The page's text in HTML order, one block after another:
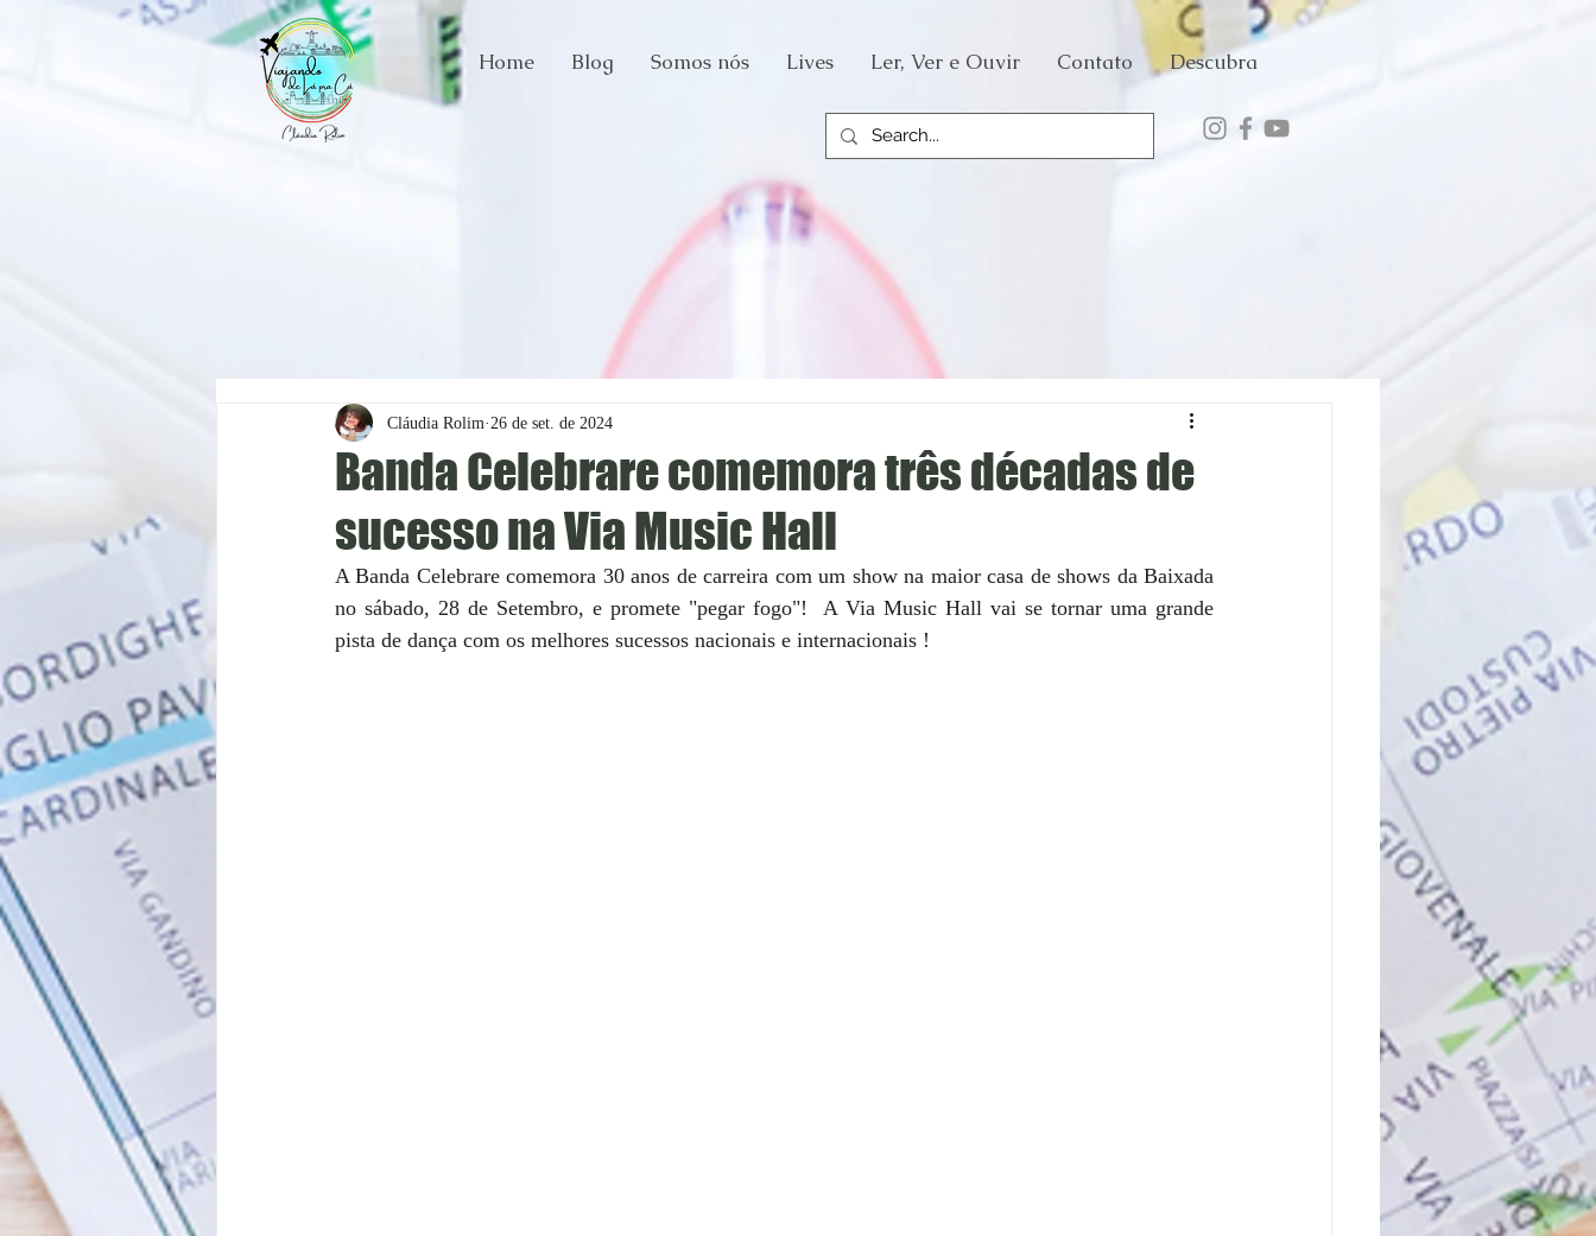
Home Blog Somos nós Lives Ler, Ver e Ouvir Contato Descubra
Banda Celebrare comemora três décadas de
sucesso na Via Music Hall
Cláudia Rolim 26 de set. de 2024
A Banda Celebrare comemora 30 anos de carreira com um show na maior casa de shows da Baixada
no sábado, 28 de Setembro, e promete "pegar fogo"!  A Via Music Hall vai se tornar uma grande
pista de dança com os melhores sucessos nacionais e internacionais !